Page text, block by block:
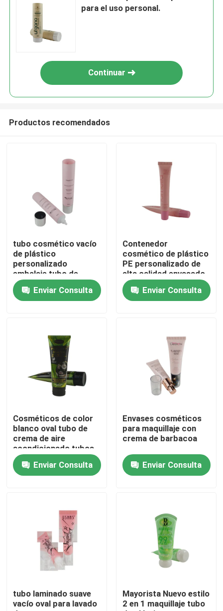
Productos
Sobre nosotros
Recorrido por la fábrica
Control de calidad
Solicitar una cita
Tubo cosmético
Tubo de compresión
tubo cosmético vacío
para el uso personal.
Continuar
Productos recomendados
tubo cosmético vacío
de plástico
personalizado
embalaje tubo de
compresión
cosméticoEnviar Consulta
Contenedor
cosmético de plástico
PE personalizado de
alta calidad envasado
tubo blando para
limpiador/loción facial
con tapa de doble
Enviar Consulta
Cosméticos de color
blanco oval tubo de
crema de aire
acondicionado tubos
de protección solar
fundación de tubos de
embalaje
Enviar Consulta
Envases cosméticos
para maquillaje con
crema de barbacoa
Enviar Consulta
tubo laminado suave
vacío oval para lavado
Mayorista Nuevo estilo
2 en 1 maquillaje tubo